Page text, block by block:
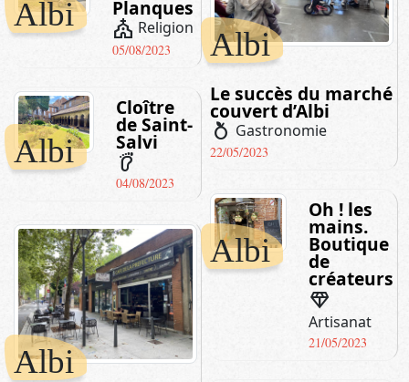
Albi Planques
church Religion
05/08/2023
Albi
Cloître
de Saint-
Salvi
barefoot
04/08/2023
Albi
Albi
Le succès du marché
couvert d’Albi
nutrition Gastronomie
22/05/2023
Albi
Oh ! les
mains.
Boutique
de
créateurs
diamond
Artisanat
21/05/2023